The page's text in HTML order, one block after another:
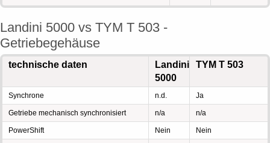
Landini 5000 vs TYM T 503 -
Getriebegehäuse
technische daten
Landini
5000
TYM T 503
Synchrone n.d. Ja
Getriebe mechanisch synchronisiert n/a n/a
PowerShift Nein Nein